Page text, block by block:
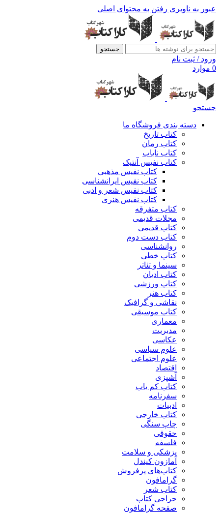
عبور به ناوبری رفتن به محتوای اصلی
جستجو
ورود / ثبت نام
0 موارد
جستجو
دسته بندی فروشگاه ما
کتاب تاریخ
کتاب رمان
کتاب نایاب
کتاب نفیس آنتیک
کتاب نفیس مذهبی
کتاب نفیس ایرانشناسی
کتاب نفیس شعر و ادبی
کتاب نفیس هنری
کتاب متفرقه
مجلات قدیمی
کتاب قدیمی
کتاب دست دوم
روانشناسی
کتاب خطی
سینما و تئاتر
کتاب ادیان
کتاب ورزشی
کتاب هنر
نقاشی و گرافیک
کتاب موسیقی
معماری
مدیریت
عکاسی
علوم سیاسی
علوم اجتماعی
اقتصاد
آشپزی
کتاب کم یاب
سفرنامه
ادبیات
کتاب خارجی
چاپ سنگی
حقوقی
فلسفه
پزشکی و سلامت
آمازون کیندل
کتاب‌های پرفروش
گرامافون
کتاب شعر
حراجی کتاب
صفحه گرامافون